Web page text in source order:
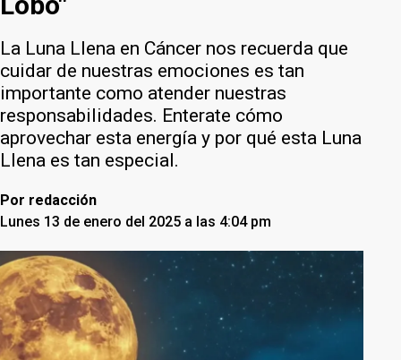
La Luna Llena en Cáncer nos recuerda que
cuidar de nuestras emociones es tan
importante como atender nuestras
responsabilidades. Enterate cómo
aprovechar esta energía y por qué esta Luna
Llena es tan especial.
Por redacción
Lunes 13 de enero del 2025 a las 4:04 pm